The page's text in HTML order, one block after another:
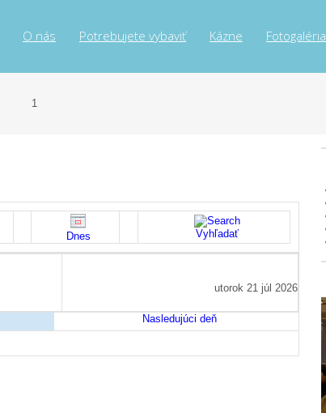
O nás Potrebujete vybaviť Kázne Fotogaléria
Dnes Vyhľadať
utorok 21 júl 2026
Nasledujúci deň